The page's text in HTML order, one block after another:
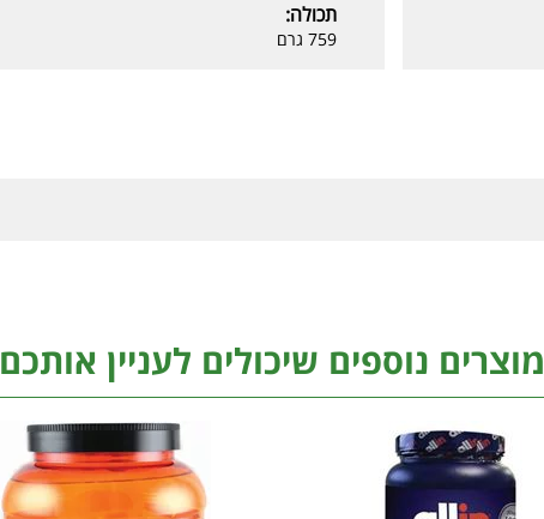
תכולה:
759 גרם
מוצרים נוספים שיכולים לעניין אותכם